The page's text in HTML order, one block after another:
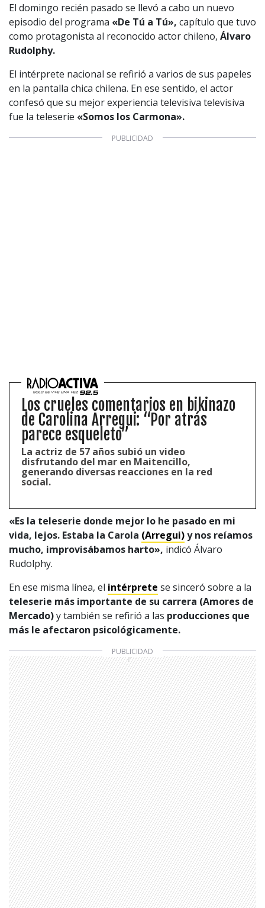
El domingo recién pasado se llevó a cabo un nuevo
episodio del programa «De Tú a Tú», capítulo que tuvo
como protagonista al reconocido actor chileno, Álvaro
Rudolphy.
El intérprete nacional se refirió a varios de sus papeles
en la pantalla chica chilena. En ese sentido, el actor
confesó que su mejor experiencia televisiva televisiva
fue la teleserie «Somos los Carmona».
Los crueles comentarios en bikinazo
de Carolina Arregui: “Por atrás
parece esqueleto”
La actriz de 57 años subió un video
disfrutando del mar en Maitencillo,
generando diversas reacciones en la red
social.
«Es la teleserie donde mejor lo he pasado en mi
vida, lejos. Estaba la Carola (Arregui)y nos reíamos
mucho, improvisábamos harto», indicó Álvaro
Rudolphy.
En ese misma línea, el intérprete se sinceró sobre a la
teleserie más importante de su carrera (Amores de
Mercado)y también se refirió a las producciones que
más le afectaron psicológicamente.